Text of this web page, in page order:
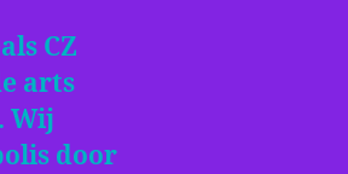
CZ
arts
Wij
door